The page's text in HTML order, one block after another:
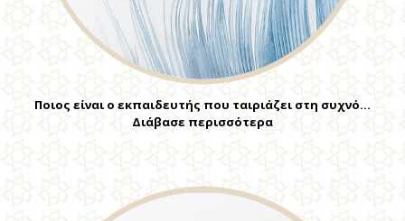
Ποιος είναι ο εκπαιδευτής που ταιριάζει στη συχνό…
Διάβασε περισσότερα